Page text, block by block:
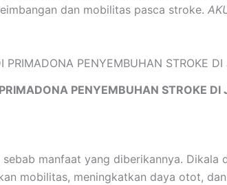
dan mobilitas pasca stroke.
PENYEMBUHAN STROKE DI
manfaat yang diberikannya. Dikala
mobilitas, meningkatkan daya otot,